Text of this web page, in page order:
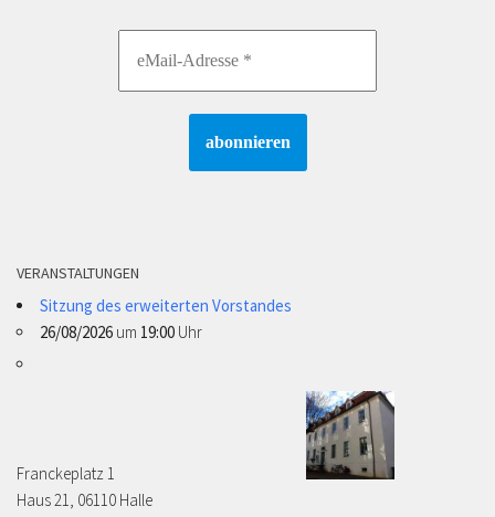
VERANSTALTUNGEN
Sitzung des erweiterten Vorstandes
26/08/2026 um 19:00 Uhr
Franckeplatz 1 ­­­­
Haus 21, 06110 Halle